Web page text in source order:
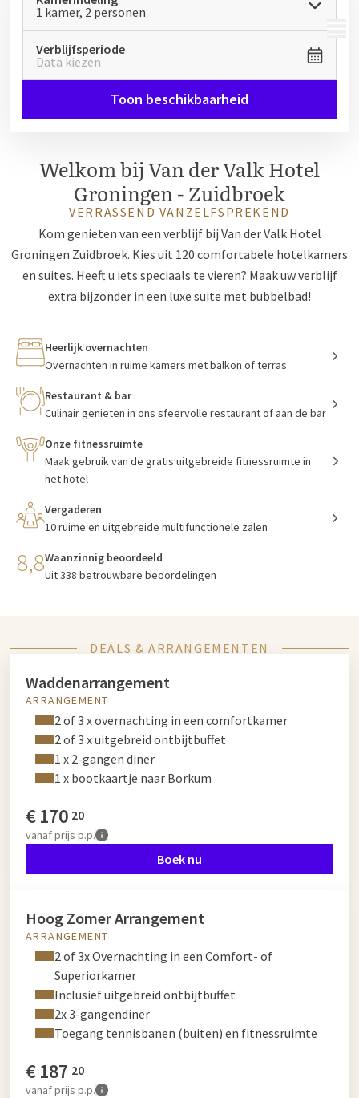
MENU
1 kamer, 2 personen
Verblijfsperiode
Data kiezen
Toon beschikbaarheid
Welkom bij Van der Valk Hotel
Groningen - Zuidbroek
VERRASSEND VANZELFSPREKEND
Kom genieten van een verblijf bij Van der Valk Hotel
Groningen Zuidbroek. Kies uit 120 comfortabele hotelkamers
en suites. Heeft u iets speciaals te vieren? Maak uw verblijf
extra bijzonder in een luxe suite met bubbelbad!
Heerlijk overnachten
Overnachten in ruime kamers met balkon of terras
Restaurant & bar
Culinair genieten in ons sfeervolle restaurant of aan de bar
Onze fitnessruimte
Maak gebruik van de gratis uitgebreide fitnessruimte in
het hotel
Vergaderen
10 ruime en uitgebreide multifunctionele zalen
8,8Waanzinnig beoordeeld
Uit 338 betrouwbare beoordelingen
DEALS & ARRANGEMENTEN
Waddenarrangement
ARRANGEMENT
2 of 3 x overnachting in een comfortkamer
2 of 3 x uitgebreid ontbijtbuffet
1 x 2-gangen diner
1 x bootkaartje naar Borkum
€170 20
vanafprijs p.p.
Boek nu
Hoog Zomer Arrangement
ARRANGEMENT
2 of 3x Overnachting in een Comfort- of
Superiorkamer
Inclusief uitgebreid ontbijtbuffet
2x 3-gangendiner
Toegang tennisbanen (buiten) en fitnessruimte
€187 20
vanafprijs p.p.